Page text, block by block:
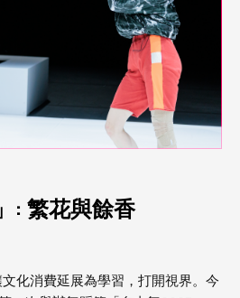
: 繁花與餘香
化消費延展為學習，打開視界。今